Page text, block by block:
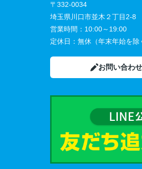
〒332-0034
埼玉県川口市並木２丁目2-8
営業時間： 10:00～19:00
定休日： 無休（年末年始を除
お問い合わせ